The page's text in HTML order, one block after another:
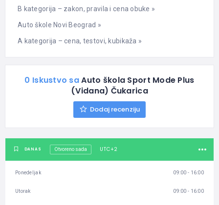
B kategorija – zakon, pravila i cena obuke »
Auto škole Novi Beograd »
A kategorija – cena, testovi, kubikaža »
0 Iskustvo saAuto škola Sport Mode Plus
(Vidana) Čukarica
Dodaj recenziju
DANAS Otvoreno sada UTC+2
Ponedeljak 09:00 - 16:00
Utorak 09:00 - 16:00